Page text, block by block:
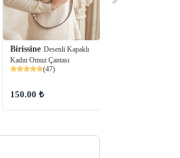
Birissine Desenli Kapaklı
Kadın Omuz Çantası
(47)
150.00 ₺